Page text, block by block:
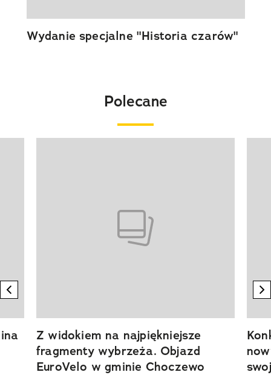
Wydanie specjalne "Historia czarów"
Polecane
previous element
Z widokiem na najpiękniejsze
fragmenty wybrzeża. Objazd
EuroVelo w gminie Choczewo